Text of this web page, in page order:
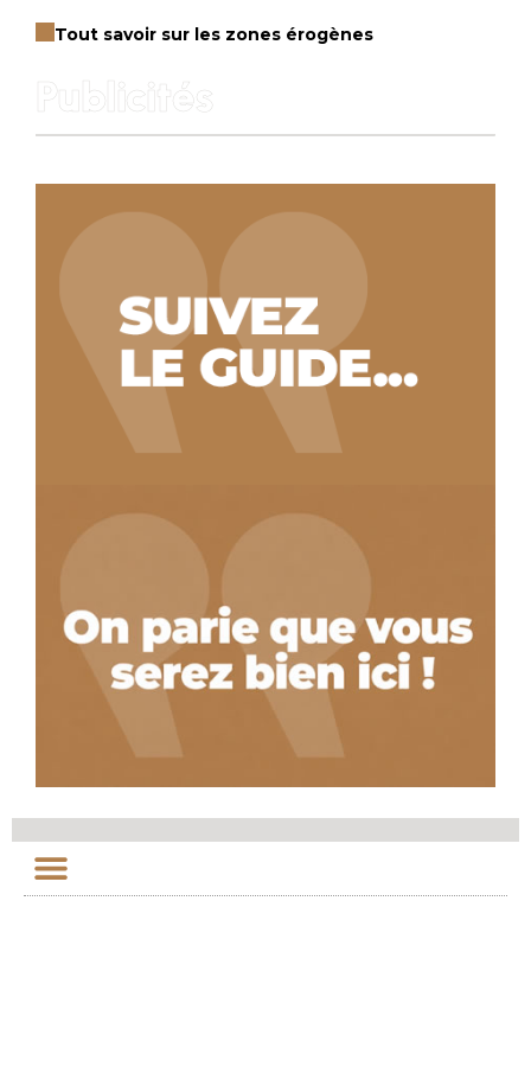
Tout savoir sur les zones érogènes
Publicités